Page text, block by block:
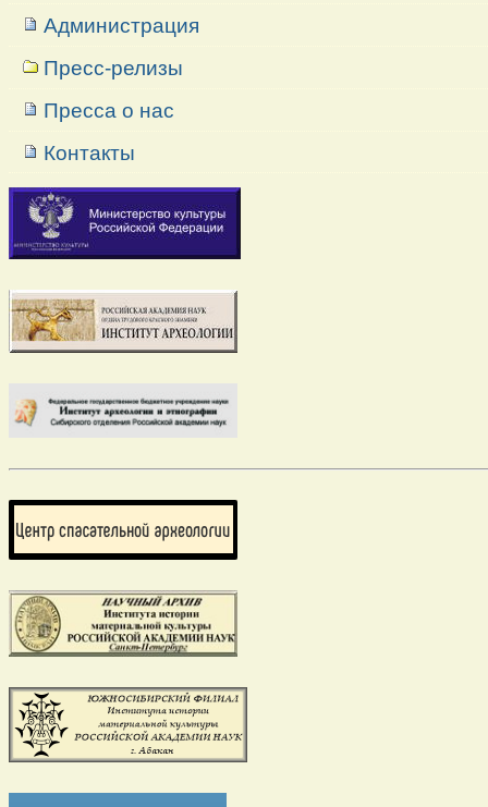
Администрация
Пресс-релизы
Пресса о нас
Контакты